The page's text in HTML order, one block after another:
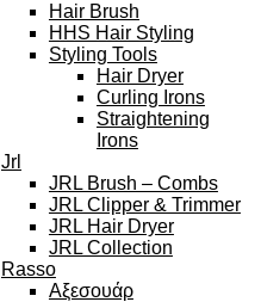
Hair Brush
HHS Hair Styling
Styling Tools
Hair Dryer
Curling Irons
Straightening
Irons
Jrl
JRL Brush – Combs
JRL Clipper & Trimmer
JRL Hair Dryer
JRL Collection
Rasso
Αξεσουάρ